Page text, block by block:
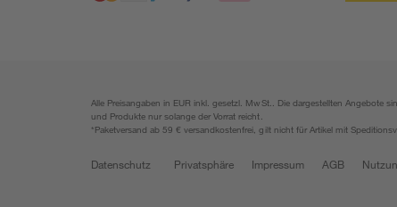
Alle Preisangaben in EUR inkl. gesetzl. MwSt.. Die dargestellten Angebote
und Produkte nur solange der Vorrat reicht.
*Paketversand ab 59 € versandkostenfrei, gilt nicht für Artikel mit
Datenschutz Privatsphäre Impressum AGB